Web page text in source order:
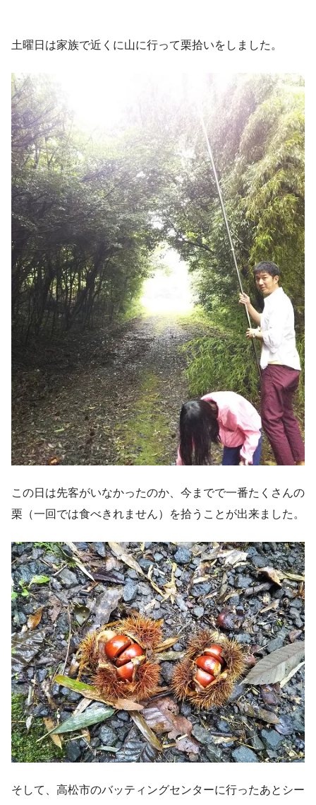
土曜日は家族で近くに山に行って栗拾いをしました。
この日は先客がいなかったのか、今までで一番たくさんの
栗（一回では食べきれません）を拾うことが出来ました。
そして、高松市のバッティングセンターに行ったあとシー